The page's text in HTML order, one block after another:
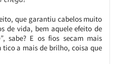
que garantiu cabelos muito
de vida, bem aquele efeito de
, sabe? E os fios secam mais
a mais de brilho, coisa que